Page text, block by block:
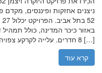
8 חדרים. עלייה לקרקע צפויה במאי 2026 עם ליווי […]
קרא עוד